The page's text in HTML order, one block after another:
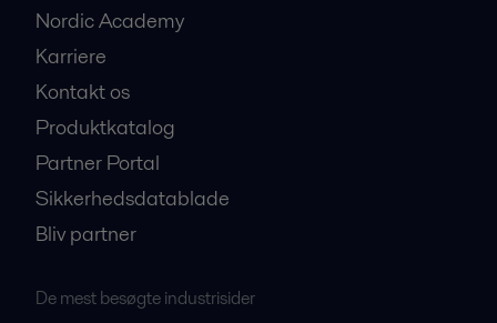
Nordic Academy
Karriere
Kontakt os
Produktkatalog
Partner Portal
Sikkerhedsdatablade
Bliv partner
De mest besøgte industrisider